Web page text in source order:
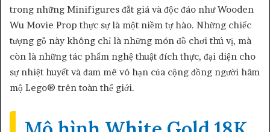
trong những Minifigures đắt giá và độc đáo như Wooden
Wu Movie Prop thực sự là một niềm tự hào. Những chiếc
tượng gỗ này không chỉ là những món đồ chơi thú vị, mà
còn là những tác phẩm nghệ thuật đích thực, đại diện cho
sự nhiệt huyết và đam mê vô hạn của cộng đồng người hâm
mộ Lego® trên toàn thế giới.